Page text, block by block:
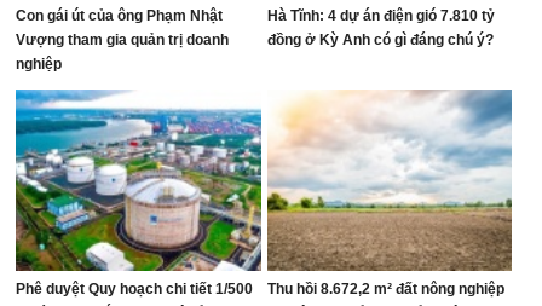
Con gái út của ông Phạm Nhật
Vượng tham gia quản trị doanh
nghiệp
Hà Tĩnh: 4 dự án điện gió 7.810 tỷ
đồng ở Kỳ Anh có gì đáng chú ý?
Phê duyệt Quy hoạch chi tiết 1/500
Thu hồi 8.672,2 m² đất nông nghiệp